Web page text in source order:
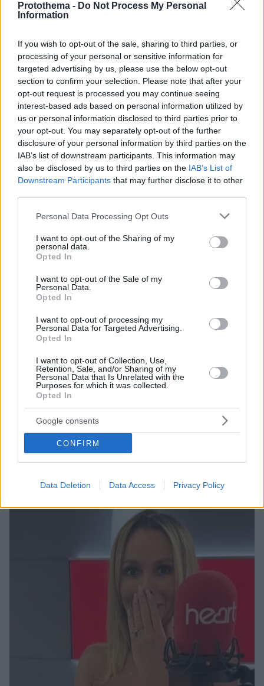
Protothema - Do Not Process My Personal
Information
If you wish to opt-out of the sale, sharing to third parties, or
processing of your personal or sensitive information for
targeted advertising by us, please use the below opt-out
section to confirm your selection. Please note that after your
opt-out request is processed you may continue seeing
interest-based ads based on personal information utilized by
us or personal information disclosed to third parties prior to
your opt-out. You may separately opt-out of the further
disclosure of your personal information by third parties on the
IAB’s list of downstream participants. This information may
also be disclosed by us to third parties on the IAB’s List of
Downstream Participants that may further disclose it to other
Please note that this website/app uses one or more Google
not limited to your visit or usage behaviour. You may click to
grant or deny consent to Google and its third-party tags to
use your data for below specified purposes in below Google
consent section.
Personal Data Processing Opt Outs
I want to opt-out of the Sharing of my
personal data.
Opted In
I want to opt-out of the Sale of my
Personal Data.
Opted In
I want to opt-out of processing my
Personal Data for Targeted Advertising.
Opted In
I want to opt-out of Collection, Use,
Retention, Sale, and/or Sharing of my
Personal Data that Is Unrelated with the
Purposes for which it was collected.
Opted In
Google consents
CONFIRM
Data Deletion Data Access Privacy Policy
Η Αμάντα Χόλντεν αποκάλυψε τον διάσημο άντρα που
προσπάθησε να την αποπλανήσει όταν ήταν 19 ετών
Η παρουσιάστρια πρόσθεσε ότι η παρουσία του τότε
συντρόφου της στο δωμάτιο στάθηκε καθοριστική,
καθώς υπήρξε μάρτυρας του συμβάντος
17.02.2025, 07:37 7
Όταν είμαι μαυρισμένη λέω «ναι» σε όλα, δήλωσε η
Αμάντα Χόλντεν για την ολόγυμνη εμφάνισή της σε
εκπομπή
Η παρουσιάστρια έβγαλε τα ρούχα της και έμεινε
γυμνή για να τη ζωγραφίσουν - Δείτε το βίντεο
11.04.2024, 10:05